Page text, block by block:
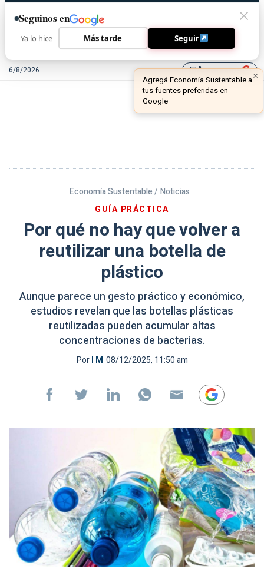
6/8/2026 library_addAgreganos
Economía Sustentable / Noticias
GUÍA PRÁCTICA
Por qué no hay que volver a
reutilizar una botella de
plástico
Aunque parece un gesto práctico y económico,
estudios revelan que las botellas plásticas
reutilizadas pueden acumular altas
concentraciones de bacterias.
PorI M 08/12/2025, 11:50 am
Seguinos en
Ya lo hice Más tarde Seguir